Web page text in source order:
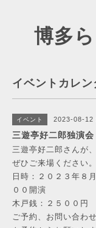
博多
イベントカレン
イベント 2023-08-12
三遊亭好二郎独演会
三遊亭好二郎さんが
ぜひご来場ください。
日時：２０２３年
００開演
木戸銭：２５００円
ご予約、お問い合わ